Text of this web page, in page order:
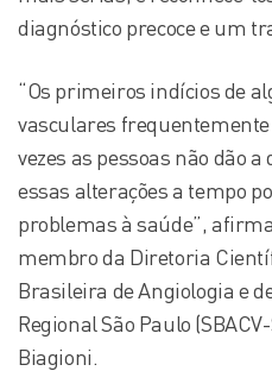
diagnóstico precoce e um
“Os primeiros indícios de
vasculares
vezes as pessoas não dão
essas alterações a tempo
problemas à saúde”,
membro da Diretoria
Brasileira de Angiologia e
Regional São Paulo
Biagioni.